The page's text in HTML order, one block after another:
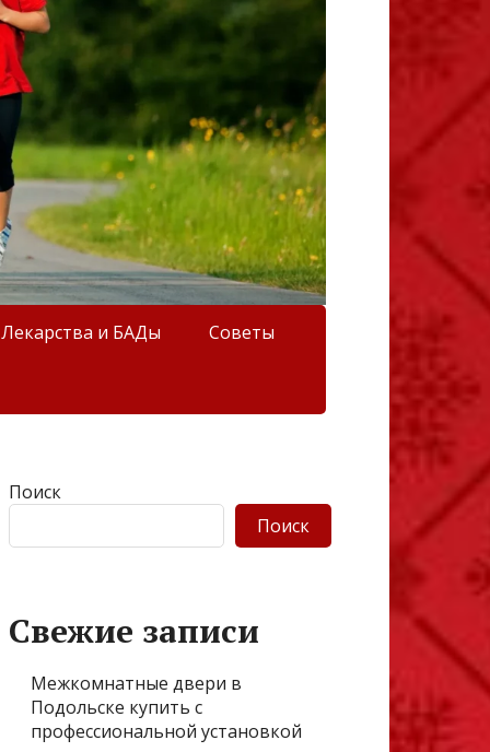
Лекарства и БАДы Советы
Поиск
Поиск
Свежие записи
Межкомнатные двери в
Подольске купить с
профессиональной установкой